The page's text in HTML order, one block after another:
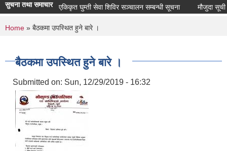
सुचना तथा समाचारएकिकृत घुम्ती सेवा शिविर सञ्‍चालन सम्बन्धी सूचना मौजुदा सूची
You are here
Home » बैठकमा उपस्थित हुने बारे ।
बैठकमा उपस्थित हुने बारे ।
Submitted on: Sun, 12/29/2019 - 16:32